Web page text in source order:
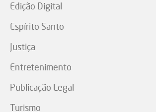
Edição Digital
Espírito Santo
Justiça
Entretenimento
Publicação Legal
Turismo